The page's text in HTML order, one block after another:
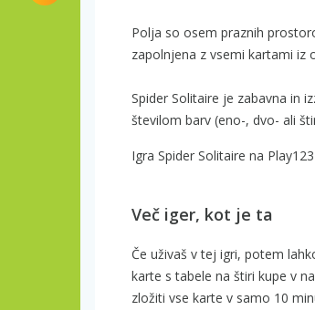
Polja so osem praznih
zapolnjena z vsemi kartami iz
Spider Solitaire je zabavna in
številom barv (eno-, dvo- ali
Igra Spider Solitaire na
Več iger, kot je ta
Če uživaš v tej igri, potem
karte s tabele na štiri kupe v
zložiti vse karte v samo 10